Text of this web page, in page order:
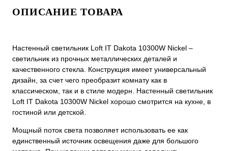
ОПИСАНИЕ ТОВАРА
Настенный светильник Loft IT Dakota 10300W Nickel –
светильник из прочных металлических деталей и
качественного стекла. Конструкция имеет универсальный
дизайн, за счет чего преобразит комнату как в
классическом, так и в стиле модерн. Настенный светильник
Loft IT Dakota 10300W Nickel хорошо смотрится на кухне, в
гостиной или детской.
Мощный поток света позволяет использовать ее как
единственный источник освещения даже для большого